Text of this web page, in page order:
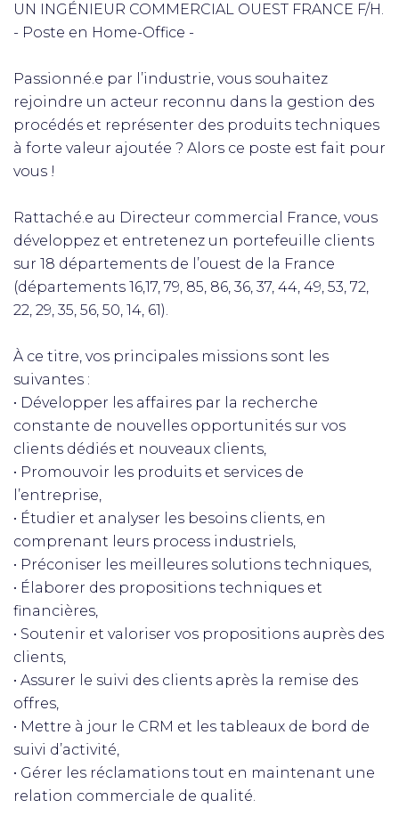
UN INGÉNIEUR COMMERCIAL OUEST FRANCE F/H.
- Poste en Home-Office -
Passionné.e par l’industrie, vous souhaitez
rejoindre un acteur reconnu dans la gestion des
procédés et représenter des produits techniques
à forte valeur ajoutée ? Alors ce poste est fait pour
vous !
Rattaché.e au Directeur commercial France, vous
développez et entretenez un portefeuille clients
sur 18 départements de l’ouest de la France
(départements 16,17, 79, 85, 86, 36, 37, 44, 49, 53, 72,
22, 29, 35, 56, 50, 14, 61).
À ce titre, vos principales missions sont les
suivantes :
• Développer les affaires par la recherche
constante de nouvelles opportunités sur vos
clients dédiés et nouveaux clients,
• Promouvoir les produits et services de
l’entreprise,
• Étudier et analyser les besoins clients, en
comprenant leurs process industriels,
• Préconiser les meilleures solutions techniques,
• Élaborer des propositions techniques et
financières,
• Soutenir et valoriser vos propositions auprès des
clients,
• Assurer le suivi des clients après la remise des
offres,
• Mettre à jour le CRM et les tableaux de bord de
suivi d’activité,
• Gérer les réclamations tout en maintenant une
relation commerciale de qualité.